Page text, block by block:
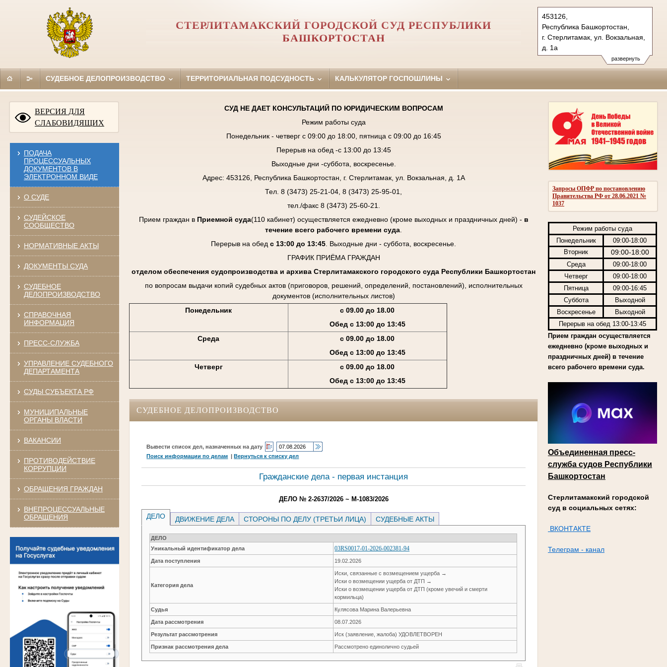
развернуть
453126,
Республика Башкортостан,
г. Стерлитамак, ул. Вокзальная,
д. 1а
Тел.: (3473) 25-21-04, 25-60-21
sterlitamaksky.bkr@sudrf.ru
СТЕРЛИТАМАКСКИЙ ГОРОДСКОЙ СУД РЕСПУБЛИКИ
БАШКОРТОСТАН
СУДЕБНОЕ ДЕЛОПРОИЗВОДСТВО ТЕРРИТОРИАЛЬНАЯ ПОДСУДНОСТЬ КАЛЬКУЛЯТОР ГОСПОШЛИНЫ
ВЕРСИЯ ДЛЯ
СЛАБОВИДЯЩИХ
ПОДАЧА
ПРОЦЕССУАЛЬНЫХ
ДОКУМЕНТОВ В
ЭЛЕКТРОННОМ ВИДЕ
О СУДЕ
СУДЕЙСКОЕ
СООБЩЕСТВО
НОРМАТИВНЫЕ АКТЫ
ДОКУМЕНТЫ СУДА
СУДЕБНОЕ
ДЕЛОПРОИЗВОДСТВО
СПРАВОЧНАЯ
ИНФОРМАЦИЯ
ПРЕСС-СЛУЖБА
УПРАВЛЕНИЕ СУДЕБНОГО
ДЕПАРТАМЕНТА
СУДЫ СУБЪЕКТА РФ
МУНИЦИПАЛЬНЫЕ
ОРГАНЫ ВЛАСТИ
ВАКАНСИИ
ПРОТИВОДЕЙСТВИЕ
КОРРУПЦИИ
ОБРАЩЕНИЯ ГРАЖДАН
ВНЕПРОЦЕССУАЛЬНЫЕ
ОБРАЩЕНИЯ
Запросы ОПФР по постановлению
Правительства РФ от 28.06.2021 №
1037
Режим работы суда
Понедельник
09:00-18:00
Вторник
09:00-18:00
Среда
09:00-18:00
Четверг
09:00-18:00
Пятница
09:00-16:45
Суббота
Выходной
Воскресенье
Выходной
Перерыв на обед 13:00-13:45
Прием граждан осуществляется
ежедневно (кроме выходных и
праздничных дней) в течение
всего рабочего времени суда.
Объединенная пресс-
служба судов Республики
Башкортостан
Стерлитамакский городской
суд в социальных сетях:
ВКОНТАКТЕ
Телеграм - канал
СУД НЕ ДАЕТ КОНСУЛЬТАЦИЙ ПО ЮРИДИЧЕСКИМ ВОПРОСАМ
Режим работы суда
Понедельник - четверг с 09:00 до 18:00, пятница с 09:00 до 16:45
Перерыв на обед -с 13:00 до 13:45
Выходные дни -суббота, воскресенье.
Адрес: 453126, Республика Башкортостан, г. Стерлитамак, ул. Вокзальная, д. 1А
Тел. 8 (3473) 25-21-04, 8 (3473) 25-95-01,
тел./факс 8 (3473) 25-60-21.
Прием граждан в Приемной суда(110 кабинет) осуществляется ежедневно (кроме выходных и праздничных дней) - в
течение всего рабочего времени суда.
Перерыв на обед с 13:00 до 13:45. Выходные дни - суббота, воскресенье.
ГРАФИК ПРИЁМА ГРАЖДАН
отделом обеспечения судопроизводства и архива Стерлитамакского городского суда Республики Башкортостан
по вопросам выдачи копий судебных актов (приговоров, решений, определений, постановлений), исполнительных
документов (исполнительных листов)
Понедельник
с 09.00 до 18.00
Обед с 13:00 до 13:45
Среда
с 09.00 до 18.00
Обед с 13:00 до 13:45
Четверг
с 09.00 до 18.00
Обед с 13:00 до 13:45
СУДЕБНОЕ ДЕЛОПРОИЗВОДСТВО
Вывести список дел, назначенных на дату
Поиск информации по делам |Вернуться к списку дел
Гражданские дела - первая инстанция
ДЕЛО № 2-2637/2026 ~ М-1083/2026
ДЕЛО ДВИЖЕНИЕ ДЕЛА СТОРОНЫ ПО ДЕЛУ (ТРЕТЬИ ЛИЦА) СУДЕБНЫЕ АКТЫ
ДЕЛО
Уникальный идентификатор дела
03RS0017-01-2026-002381-94
Дата поступления 19.02.2026
Категория дела
Иски, связанные с возмещением ущерба →
Иски о возмещении ущерба от ДТП →
Иски о возмещении ущерба от ДТП (кроме увечий и смерти
кормильца)
Судья Кулясова Марина Валерьевна
Дата рассмотрения 08.07.2026
Результат рассмотрения Иск (заявление, жалоба) УДОВЛЕТВОРЕН
Признак рассмотрения дела Рассмотрено единолично судьей